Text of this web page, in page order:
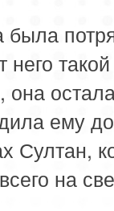
была
него
она
ему
Султан,
на